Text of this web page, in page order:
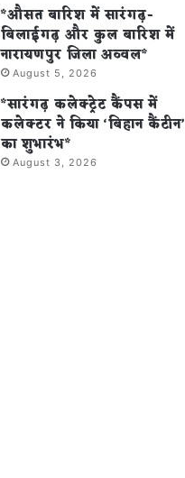
*औसत बारिश में सारंगढ़-
बिलाईगढ़ और कुल बारिश में
नारायणपुर जिला अव्वल*
August 5, 2026
*सारंगढ़ कलेक्ट्रेट कैंपस में
कलेक्टर ने किया ‘बिहान कैंटीन’
का शुभारंभ*
August 3, 2026